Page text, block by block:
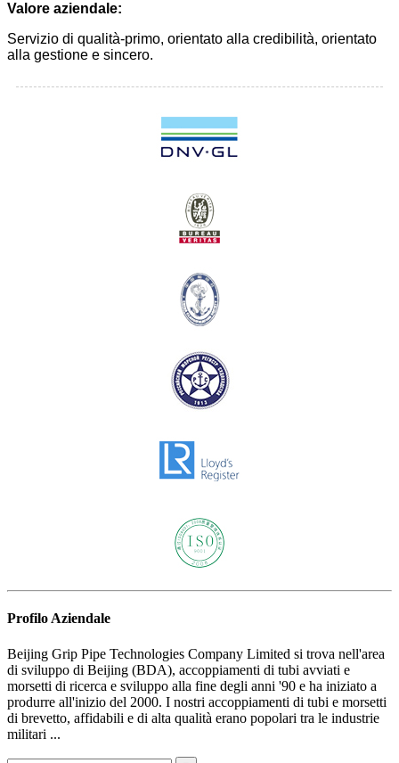
Valore aziendale:
Servizio di qualità-primo, orientato alla credibilità, orientato
alla gestione e sincero.
Profilo Aziendale
Beijing Grip Pipe Technologies Company Limited si trova nell'area
di sviluppo di Beijing (BDA), accoppiamenti di tubi avviati e
morsetti di ricerca e sviluppo alla fine degli anni '90 e ha iniziato a
produrre all'inizio del 2000. I nostri accoppiamenti di tubi e morsetti
di brevetto, affidabili e di alta qualità erano popolari tra le industrie
militari ...